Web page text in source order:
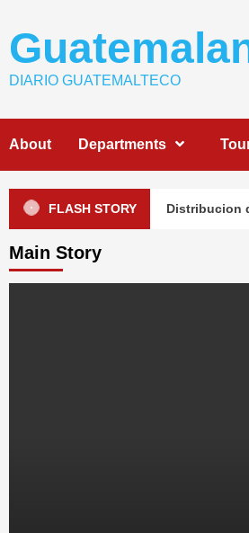
content
DIARIO GUATEMALTECO
About Departments
FLASH STORY
Evite-Contagio Distribucion de
Main Story